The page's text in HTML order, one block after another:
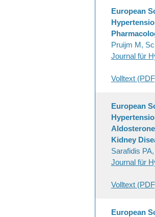
European
Pruijm M,
Journal für
Volltext
European
Kidney
Sarafidis
Journal für
Volltext
European